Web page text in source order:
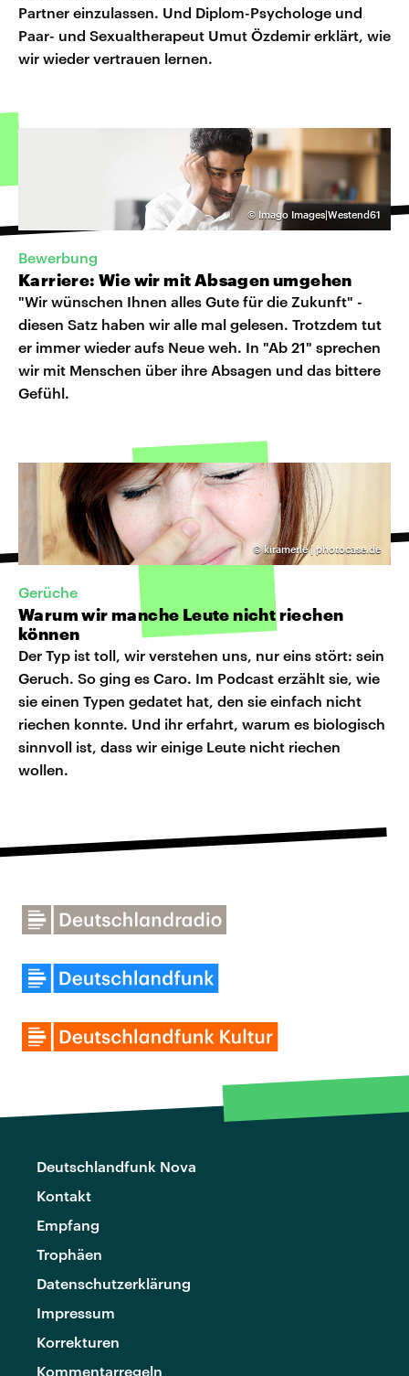
Partner einzulassen. Und Diplom-Psychologe und
Paar- und Sexualtherapeut Umut Özdemir erklärt, wie
wir wieder vertrauen lernen.
© Imago Images|Westend61
Bewerbung
Karriere: Wie wir mit Absagen umgehen
"Wir wünschen Ihnen alles Gute für die Zukunft" -
diesen Satz haben wir alle mal gelesen. Trotzdem tut
er immer wieder aufs Neue weh. In "Ab 21" sprechen
wir mit Menschen über ihre Absagen und das bittere
Gefühl.
©kiramerle | photocase.de
Gerüche
Warum wir manche Leute nicht riechen
können
Der Typ ist toll, wir verstehen uns, nur eins stört: sein
Geruch. So ging es Caro. Im Podcast erzählt sie, wie
sie einen Typen gedatet hat, den sie einfach nicht
riechen konnte. Und ihr erfahrt, warum es biologisch
sinnvoll ist, dass wir einige Leute nicht riechen
wollen.
Deutschlandfunk Nova
Kontakt
Empfang
Trophäen
Datenschutzerklärung
Impressum
Korrekturen
Kommentarregeln